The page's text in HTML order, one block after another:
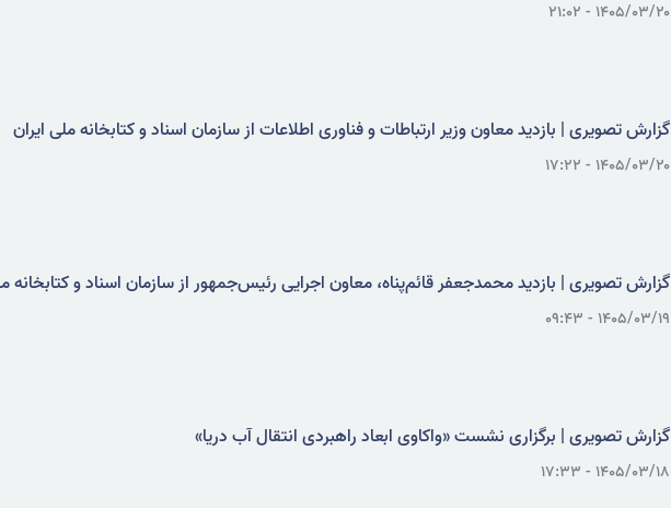
۱۴۰۵/۰۳/۲۰ - ۲۱:۰۲
گزارش تصویری | بازدید معاون وزیر ارتباطات و فناوری اطلاعات از سازمان اسناد و کتابخانه ملی ایران
۱۴۰۵/۰۳/۲۰ - ۱۷:۲۲
گزارش تصویری | بازدید محمدجعفر قائم‌پناه، معاون اجرایی رئیس‌جمهور از سازمان اسناد و کتابخانه
۱۴۰۵/۰۳/۱۹ - ۰۹:۴۳
گزارش تصویری | برگزاری نشست «واکاوی ابعاد راهبردی انتقال آب دریا»
۱۴۰۵/۰۳/۱۸ - ۱۷:۳۳